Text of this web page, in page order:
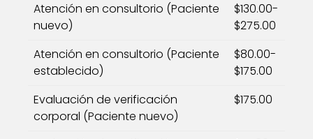
Atención en consultorio (Paciente
nuevo)
$130.00-
$275.00
Atención en consultorio (Paciente
establecido)
$80.00-
$175.00
Evaluación de verificación
corporal (Paciente nuevo)
$175.00